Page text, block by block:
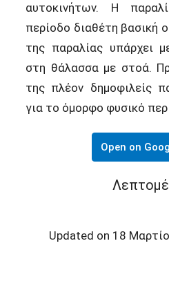
αυτοκινήτων. Η
περίοδο διαθέτη βασική
της παραλίας υπάρχει
στη θάλασσα με στοά.
της πλέον δημοφιλείς
για το όμορφο φυσικό
Open on
Updated on 18